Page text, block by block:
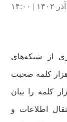
از شبکه‌های
هزار کلمه صحبت
کلمه را بیان
اطلاعات و